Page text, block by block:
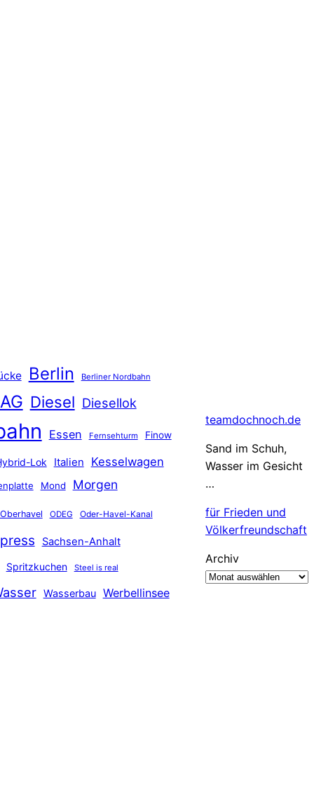
Berlin Berliner Nordbahn
Diesel Diesellok
Essen Fernsehturm Finow
Lok Italien Kesselwagen
Mond Morgen
Oberhavel ODEG Oder-Havel-Kanal
Sachsen-Anhalt
Spritzkuchen Steel is real
Wasserbau Werbellinsee
teamdochnoch.de
Sand im Schuh,
Wasser im Gesicht
…
für Frieden und
Völkerfreundschaft
Archiv